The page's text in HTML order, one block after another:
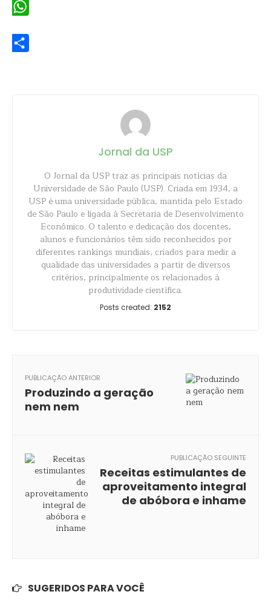
Jornal da USP
O Jornal da USP traz as principais notícias da
Universidade de São Paulo (USP). Criada em 1934, a
USP é uma universidade pública, mantida pelo Estado
de São Paulo e ligada à Secretaria de Desenvolvimento
Econômico. O talento e dedicação dos docentes,
alunos e funcionários têm sido reconhecidos por
diferentes rankings mundiais, criados para medir a
qualidade das universidades a partir de diversos
critérios, principalmente os relacionados à
produtividade científica.
Posts created: 2152
PUBLICAÇÃO ANTERIOR
Produzindo a geração
nem nem
PUBLICAÇÃO SEGUINTE
Receitas estimulantes de
aproveitamento integral
de abóbora e inhame
SUGERIDOS PARA VOCÊ